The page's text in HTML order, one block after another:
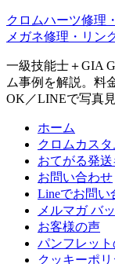
クロムハーツ修理
メガネ修理・リン
一級技能士＋GIA
ム事例を解説。料
OK／LINEで写真
ホーム
クロムカス
おてがる発送
お問い合わせ
Lineでお問い
メルマガ バ
お客様の声
パンフレッ
クッキーポリ